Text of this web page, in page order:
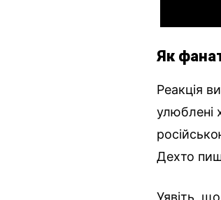
Як
Реакція
улюблені
Дехто
Уявіть,